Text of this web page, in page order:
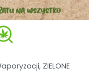
, ZIELONE